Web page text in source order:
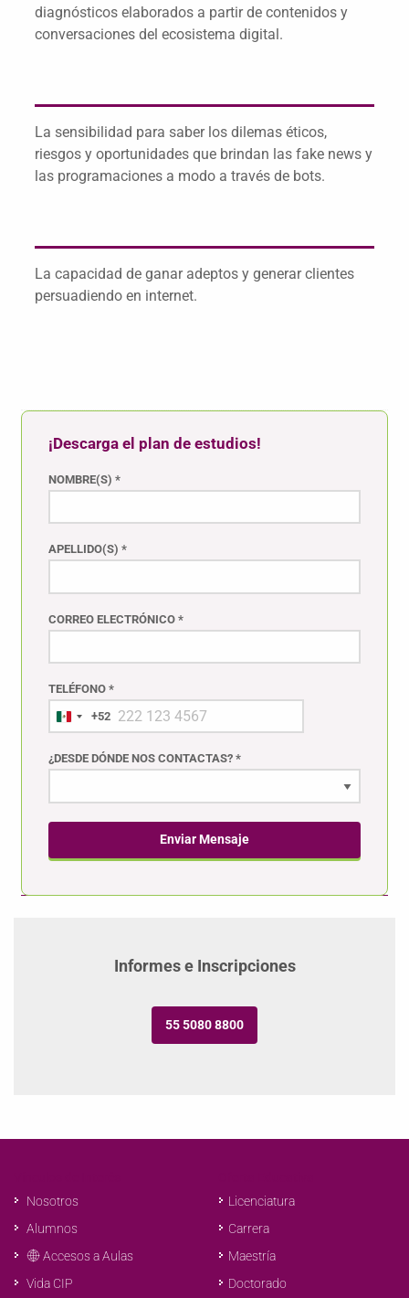
diagnósticos elaborados a partir de contenidos y
conversaciones del ecosistema digital.
La sensibilidad para saber los dilemas éticos,
riesgos y oportunidades que brindan las fake news y
las programaciones a modo a través de bots.
La capacidad de ganar adeptos y generar clientes
persuadiendo en internet.
¡Descarga el plan de estudios!
NOMBRE(S) *
APELLIDO(S) *
CORREO ELECTRÓNICO *
TELÉFONO *
+52
¿DESDE DÓNDE NOS CONTACTAS? *
Enviar Mensaje
Informes e Inscripciones
55 5080 8800
Nosotros
Alumnos
Accesos a Aulas
Vida CIP
Licenciatura
Carrera
Maestría
Doctorado